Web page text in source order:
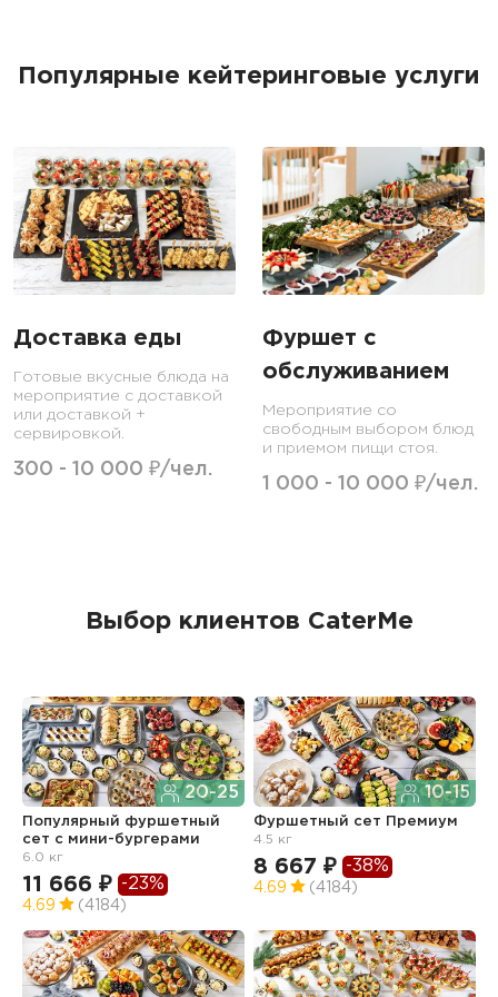
Популярные кейтеринговые услуги
Доставка еды
Готовые вкусные блюда на
мероприятие с доставкой
или доставкой +
сервировкой.
300 - 10 000 ₽/чел.
Фуршет с
обслуживанием
Мероприятие со
свободным выбором блюд
и приемом пищи стоя.
1 000 - 10 000 ₽/чел.
Выбор клиентов CaterMe
20-25
Популярный фуршетный
сет c мини-бургерами
6.0 кг
11 666 ₽ -23%
4.69 (4184)
10-15
Фуршетный сет Премиум
4.5 кг
8 667 ₽ -38%
4.69 (4184)